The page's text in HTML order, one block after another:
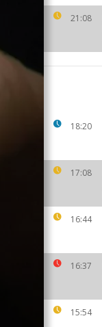
21:08
18:20
17:08
16:44
16:37
15:54